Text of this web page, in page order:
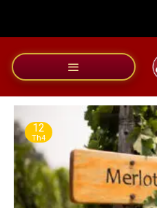
dung
12
Th4